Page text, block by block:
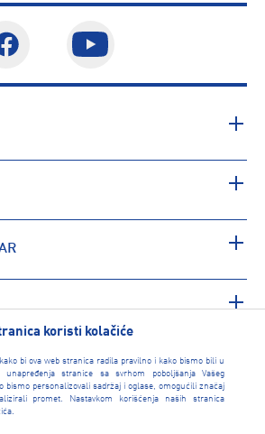
koristi kolačiće
bi ova web stranica radila pravilno i kako bismo bili u
stranice sa svrhom poboljšanja Vašeg
bismo personalizovali sadržaj i oglase, omogućili značaj
promet. Nastavkom korišćenja naših stranica